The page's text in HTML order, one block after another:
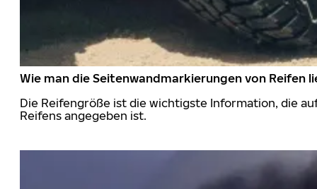
Wie man die Seitenwandmarkierungen von Reifen
Die Reifengröße ist die wichtigste Information, die
Reifens angegeben ist.